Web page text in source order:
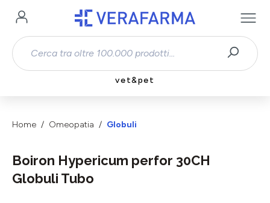
Passa al contenuto principale
vet&pet
Home Omeopatia Globuli
Boiron Hypericum perfor 30CH
Globuli Tubo